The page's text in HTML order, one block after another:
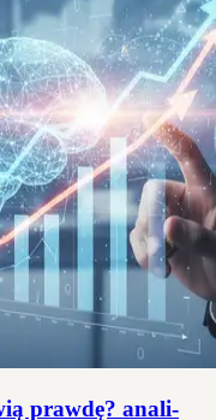
prawdę? anali­